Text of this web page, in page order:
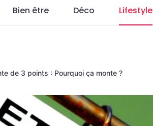
Bien être Déco Lifestyle
de 3 points : Pourquoi ça monte ?